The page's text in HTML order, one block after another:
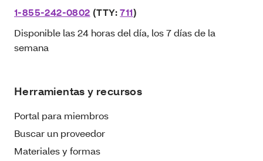
1-855-242-0802 (TTY:711)
Disponible las 24 horas del día, los 7 días de la
semana
Herramientas y recursos
Portal para miembros
Buscar un proveedor
Materiales y formas